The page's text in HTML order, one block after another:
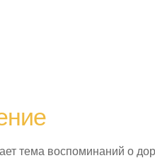
тема воспоминаний о